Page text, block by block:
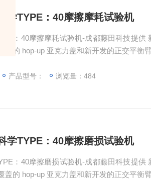
学TYPE：40摩擦摩耗试验机
：40摩擦摩耗试验机-成都藤田科技提供
盖的 hop-up 亚克力盖和新开发的正交平衡
它更易于使用且更精确。
产品型号： 浏览量：484
学TYPE：40摩擦磨损试验机
：40摩擦磨损试验机-成都藤田科技提供
盖的 hop-up 亚克力盖和新开发的正交平衡